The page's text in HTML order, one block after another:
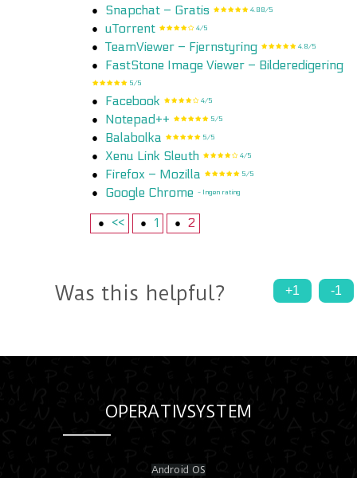
Snapchat – Gratis 4.88/5
uTorrent 4/5
TeamViewer – Fjernstyring 4.8/5
FastStone Image Viewer – Bilderedigering
5/5
Facebook 4/5
Notepad++ 5/5
Balabolka 5/5
Xenu Link Sleuth 4/5
Firefox – Mozilla 5/5
Google Chrome - Ingen rating
<< 1 2
Was this helpful? +1 -1
OPERATIVSYSTEM
Android OS